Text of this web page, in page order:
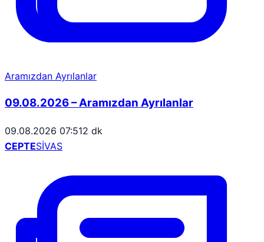
Aramızdan Ayrılanlar
09.08.2026 – Aramızdan Ayrılanlar
09.08.2026 07:512 dk
CEPTESİVAS